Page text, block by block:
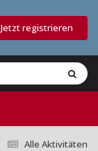
Jetzt registrieren
Alle Aktivitäten